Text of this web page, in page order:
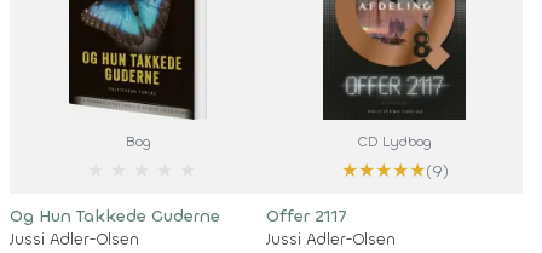
Bog
Og Hun Takkede Guderne
Jussi Adler-Olsen
CD Lydbog
★★★★★(9)
Offer 2117
Jussi Adler-Olsen